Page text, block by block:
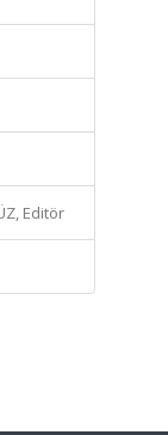
Editör